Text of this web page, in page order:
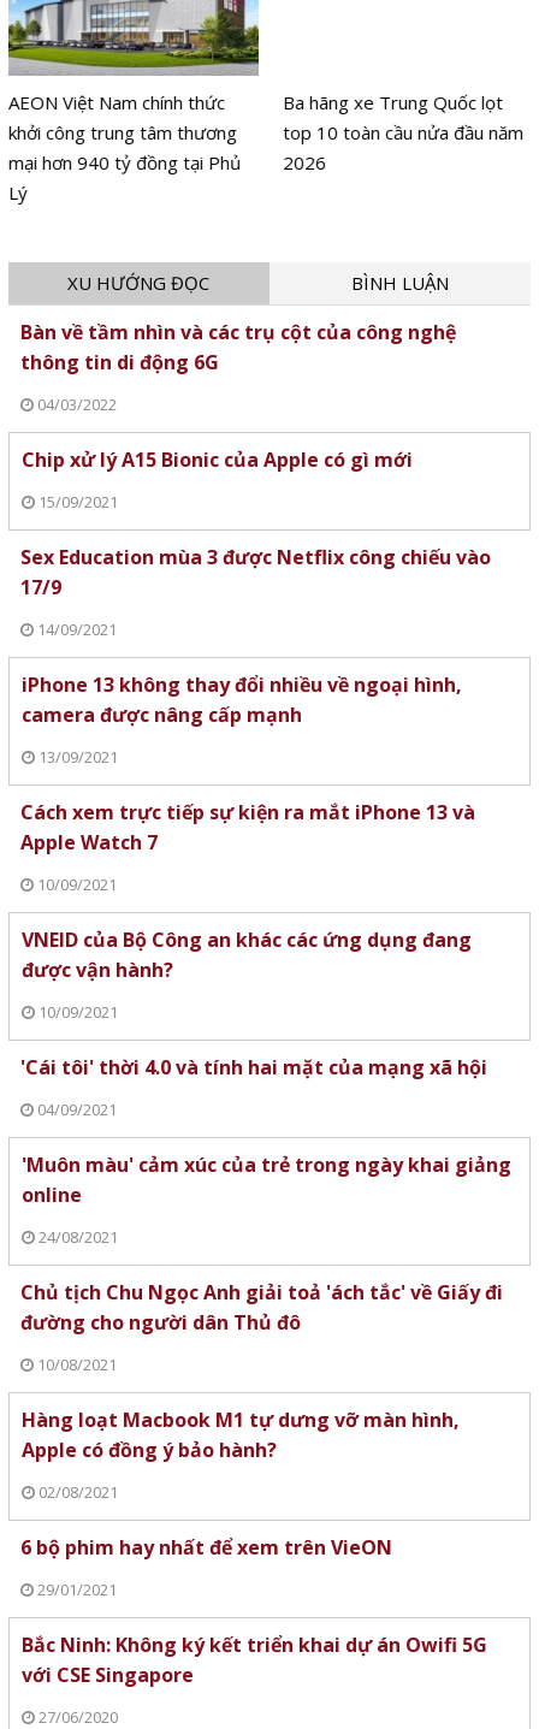
AEON Việt Nam chính thức
khởi công trung tâm thương
mại hơn 940 tỷ đồng tại Phủ
Lý
Ba hãng xe Trung Quốc lọt
top 10 toàn cầu nửa đầu năm
2026
XU HƯỚNG ĐỌC BÌNH LUẬN
Bàn về tầm nhìn và các trụ cột của công nghệ
thông tin di động 6G
04/03/2022
Chip xử lý A15 Bionic của Apple có gì mới
15/09/2021
Sex Education mùa 3 được Netflix công chiếu vào
17/9
14/09/2021
iPhone 13 không thay đổi nhiều về ngoại hình,
camera được nâng cấp mạnh
13/09/2021
Cách xem trực tiếp sự kiện ra mắt iPhone 13 và
Apple Watch 7
10/09/2021
VNEID của Bộ Công an khác các ứng dụng đang
được vận hành?
10/09/2021
'Cái tôi' thời 4.0 và tính hai mặt của mạng xã hội
04/09/2021
'Muôn màu' cảm xúc của trẻ trong ngày khai giảng
online
24/08/2021
Chủ tịch Chu Ngọc Anh giải toả 'ách tắc' về Giấy đi
đường cho người dân Thủ đô
10/08/2021
Hàng loạt Macbook M1 tự dưng vỡ màn hình,
Apple có đồng ý bảo hành?
02/08/2021
6 bộ phim hay nhất để xem trên VieON
29/01/2021
Bắc Ninh: Không ký kết triển khai dự án Owifi 5G
với CSE Singapore
27/06/2020